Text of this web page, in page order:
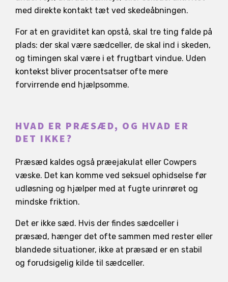
med direkte kontakt tæt ved skedeåbningen.
For at en graviditet kan opstå, skal tre ting falde på
plads: der skal være sædceller, de skal ind i skeden,
og timingen skal være i et frugtbart vindue. Uden
kontekst bliver procentsatser ofte mere
forvirrende end hjælpsomme.
HVAD ER PRÆSÆD, OG HVAD ER
DET IKKE?
Præsæd kaldes også præejakulat eller Cowpers
væske. Det kan komme ved seksuel ophidselse før
udløsning og hjælper med at fugte urinrøret og
mindske friktion.
Det er ikke sæd. Hvis der findes sædceller i
præsæd, hænger det ofte sammen med rester eller
blandede situationer, ikke at præsæd er en stabil
og forudsigelig kilde til sædceller.